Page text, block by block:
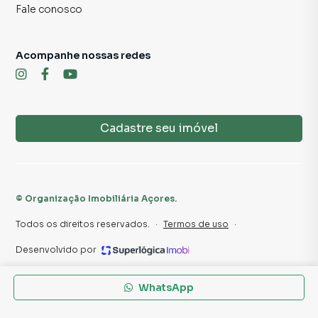
WhatsApp
Fale conosco
Cadastre seu imóvel
Acompanhe nossas redes
© Organização Imobiliária Açores.
Todos os direitos reservados. · Termos de uso ·
Desenvolvido por